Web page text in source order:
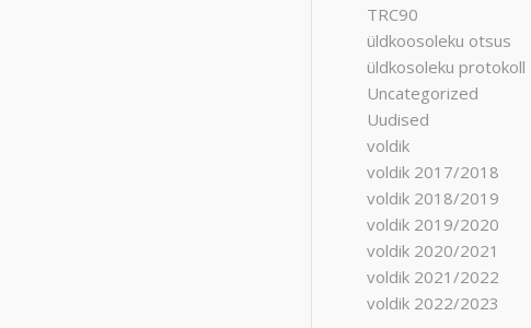
TRC90
üldkoosoleku otsus
üldkosoleku protokoll
Uncategorized
Uudised
voldik
voldik 2017/2018
voldik 2018/2019
voldik 2019/2020
voldik 2020/2021
voldik 2021/2022
voldik 2022/2023